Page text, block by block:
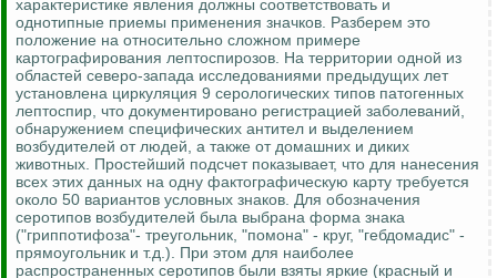
характеристике явления должны соответствовать и
однотипные приемы применения значков. Разберем это
положение на относительно сложном примере
картографирования лептоспирозов. На территории одной из
областей северо-запада исследованиями предыдущих лет
установлена циркуляция 9 серологических типов патогенных
лептоспир, что документировано регистрацией заболеваний,
обнаружением специфических антител и выделением
возбудителей от людей, а также от домашних и диких
животных. Простейший подсчет показывает, что для нанесения
всех этих данных на одну фактографическую карту требуется
около 50 вариантов условных знаков. Для обозначения
серотипов возбудителей была выбрана форма знака
("гриппотифоза"- треугольник, "помона" - круг, "гебдомадис" -
прямоугольник и т.д.). При этом для наиболее
распространенных серотипов были взяты яркие (красный и